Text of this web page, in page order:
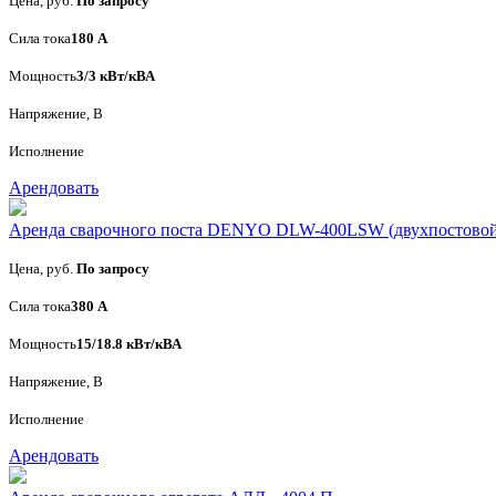
Сила тока180 А
Мощность3/3 кВт/кВА
Напряжение, В
Исполнение
Арендовать
Аренда сварочного поста DENYO DLW-400LSW
Цена, руб. По запросу
Сила тока380 А
Мощность15/18.8 кВт/кВА
Напряжение, В
Исполнение
Арендовать